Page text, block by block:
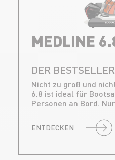
MEDLINE
DER BESTSELLER
Nicht zu groß und
6.8 ist ideal für
Personen an Bord.
ENTDECKEN